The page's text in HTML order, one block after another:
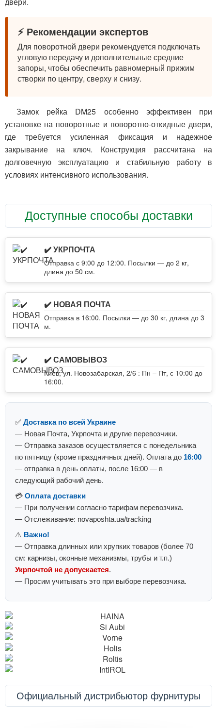
⚡ Рекомендации экспертов
Для поворотной двери рекомендуется подключать
угловую передачу и дополнительные средние
запоры, чтобы обеспечить равномерный прижим
створки по центру, сверху и снизу.
Замок рейка DM25 особенно эффективен при
установке на поворотные и поворотно-откидные двери,
где требуется усиленная фиксация и надежное
закрывание на ключ. Конструкция рассчитана на
долговечную эксплуатацию и стабильную работу в
условиях интенсивного использования.
Доступные способы доставки
✔️ УКРПОЧТА
Отправка с 9:00 до 12:00. Посылки — до 2 кг,
длина до 50 см.
✔️ НОВАЯ ПОЧТА
Отправка в 16:00. Посылки — до 30 кг, длина до 3
м.
✔️ САМОВЫВОЗ
Киев, ул. Новозабарская, 2/6 : Пн – Пт, с 10:00 до
16:00.
✅ Доставка по всей Украине
— Новая Почта, Укрпочта и другие перевозчики.
— Отправка заказов осуществляется с понедельника
по пятницу (кроме праздничных дней). Оплата до 16:00
— отправка в день оплаты, после 16:00 — в
следующий рабочий день.
💳 Оплата доставки
— При получении согласно тарифам перевозчика.
— Отслеживание: novaposhta.ua/tracking
⚠️ Важно!
— Отправка длинных или хрупких товаров (более 70
см: карнизы, оконные механизмы, трубы и т.п.)
Укрпочтой не допускается.
— Просим учитывать это при выборе перевозчика.
Официальный дистрибьютор фурнитуры